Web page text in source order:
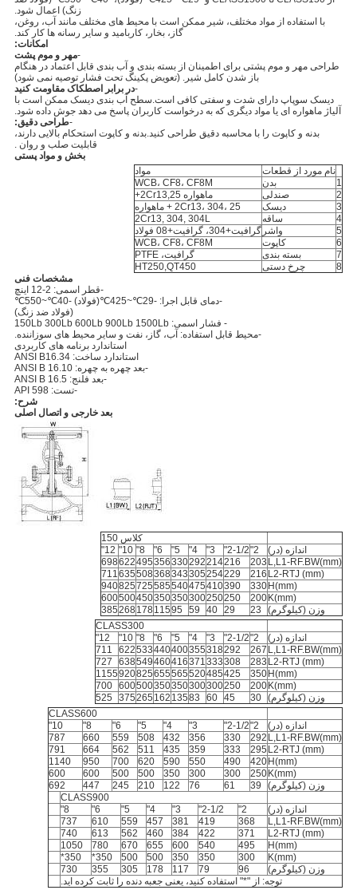
زنگ) اعمال شود.
با استفاده از مواد مختلف، شیر ممکن است با محیط های مختلف مانند آب، روغن،
گاز، بخار، کاربامید و سایر رسانه ها کار کند.
امکانات:
-مهر و موم پشت
طراحی مهر و موم پشتی برای اطمینان از بسته بندی و آب بندی قابل اعتماد در هنگام
باز شدن کامل شیر. (تعویض پکینگ تحت فشار توصیه نمی شود)
-در برابر اصطکاک مقاومت کنید
دیسک سوپاپ دارای شدت و سفتی کافی است.سطح آب بندی دیسک ممکن است با
آلیاژ ماهواره ای یا مواد دیگری که به درخواست کاربران پاسخ می دهد جوش داده شود.
-طراحی دقیق:
بدنه و کاپوت را با محاسبه دقیق طراحی کنید.بدنه و کاپوت استحکام بالایی دارند،
قابلیت صلب و روان .
بخش و مواد پستی
نام مورد از قطعات
مواد
1
بدن
WCB، CF8، CF8M
2
صندلی
ماهواره 2Cr13,25+
3
دیسک
2Cr13، 304، 25 + ماهواره
4
ساقه
2Cr13, 304, 304L
5
واشر گرافیت+304، گرافیت+08 فولاد
6
کاپوت
WCB، CF8، CF8M
7
بسته بندی
گرافیت، PTFE
8
چرخ دستی
HT250,QT450
مشخصات فنی
-قطر اسمی: 2-12 اینچ
-دمای قابل اجرا: -29℃~425℃(فولاد) -40℃~550℃
(فولاد ضد زنگ)
- فشار اسمی: 150Lb 300Lb 600Lb 900Lb 1500Lb
-محیط قابل استفاده: آب، گاز، نفت و سایر محیط های سوزاننده.
استاندارد برنامه های کاربردی
استاندارد ساخت: ANSI B16.34
-بعد چهره به چهره: ANSI B 16.10
-بعد فلنج: ANSI B 16.5
-تست: API 598
شرح:
بعد خارجی و اتصال اصلی
کلاس 150
اندازه (در)
2"
2-1/2"
3"
4"
5"
6"
8"
10"
12"
L,L1-RF.BW(mm)
203
216
214
292
330
356
495
622
698
L2-RTJ (mm)
216
229
254
305
343
368
508
635
711
H(mm)
330
390
410
475
540
585
725
825
940
K(mm)
200
250
250
300
350
350
450
500
600
وزن (کیلوگرم)
23
29
40
59
95
115
178
268
385
CLASS300
اندازه (در)
2"
2-1/2"
3"
4"
5"
6"
8"
10"
12"
L,L1-RF.BW(mm)
267
292
318
355
400
440
533
622
711
L2-RTJ (mm)
283
308
333
371
416
460
549
638
727
H(mm)
350
425
485
520
565
655
825
920
1155
K(mm)
200
250
300
300
350
350
500
600
700
وزن (کیلوگرم) 30
45
60
83
135
162
265
375
525
CLASS600
اندازه (در)
2"
2-1/2"
3"
4"
5"
6"
8"
10"
L,L1-RF.BW(mm)
292
330
356
432
508
559
660
787
L2-RTJ (mm)
295
333
359
435
511
562
664
791
H(mm)
420
490
550
590
620
700
950
1140
K(mm)
250
300
300
350
500
500
600
600
وزن (کیلوگرم)
39
61
76
122
210
245
447
692
CLASS900
اندازه (در)
2"
2-1/2"
3"
4"
5"
6"
8"
L,L1-RF.BW(mm)
368
419
381
457
559
610
737
L2-RTJ (mm)
371
422
384
460
562
613
740
H(mm)
495
540
600
655
670
780
1050
K(mm)
300
350
350
500
500
350*
350*
وزن (کیلوگرم)
96
79
117
178
305
355
730
توجه: از "*" استفاده کنید، یعنی جعبه دنده را ثابت کرده اید.